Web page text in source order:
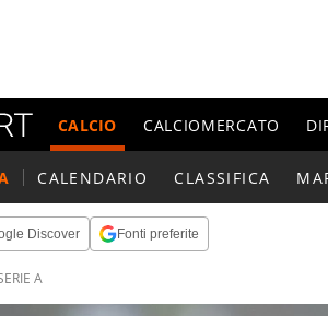
CALCIO CALCIOMERCATO
CALENDARIO CLASSIFICA
Discover Fonti preferite
A